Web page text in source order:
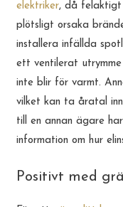
elektriker, då felaktigt
plötsligt orsaka
installera infällda
ett ventilerat
inte blir för varmt.
vilket kan ta åratal
till en annan ägare
information om hur
Positivt med